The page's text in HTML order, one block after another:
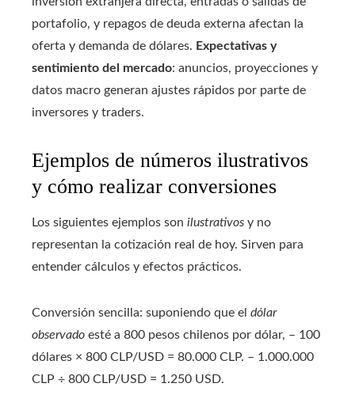
portafolio, y repagos de deuda externa afectan la
oferta y demanda de dólares. Expectativas y
sentimiento del mercado: anuncios, proyecciones y
datos macro generan ajustes rápidos por parte de
inversores y traders.
Ejemplos de números ilustrativos
y cómo realizar conversiones
Los siguientes ejemplos son ilustrativos y no
representan la cotización real de hoy. Sirven para
entender cálculos y efectos prácticos.
Conversión sencilla: suponiendo que el dólar
observado esté a 800 pesos chilenos por dólar, – 100
dólares × 800 CLP/USD = 80.000 CLP. – 1.000.000
CLP ÷ 800 CLP/USD = 1.250 USD.